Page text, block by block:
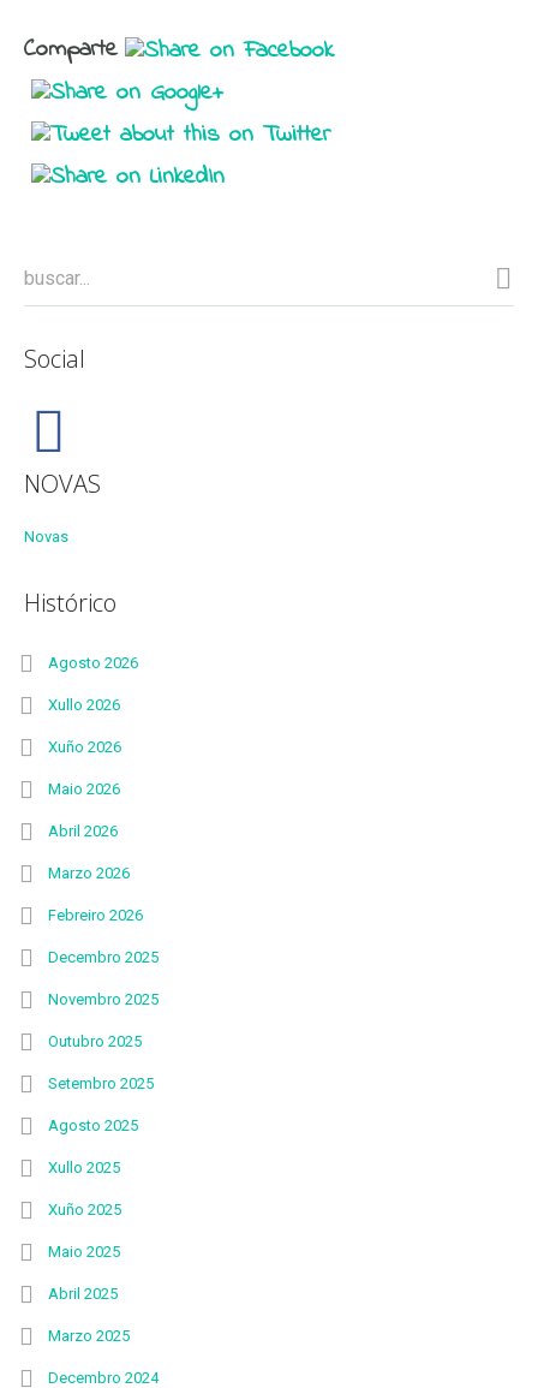
Comparte
Social
NOVAS
Novas
Histórico
Agosto 2026
Xullo 2026
Xuño 2026
Maio 2026
Abril 2026
Marzo 2026
Febreiro 2026
Decembro 2025
Novembro 2025
Outubro 2025
Setembro 2025
Agosto 2025
Xullo 2025
Xuño 2025
Maio 2025
Abril 2025
Marzo 2025
Decembro 2024